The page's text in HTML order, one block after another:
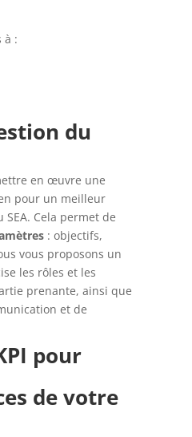
à :
du
en œuvre une
pour un meilleur
SEA. Cela permet de
: objectifs,
vous proposons un
les rôles et les
prenante, ainsi que
et de
pour
de votre